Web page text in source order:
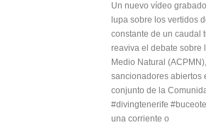
Un nuevo vídeo
lupa sobre los vertidos
constante de un caudal
reaviva el debate sobre
Medio Natural
sancionadores abiertos
conjunto de la
#divingtenerife
una corriente o